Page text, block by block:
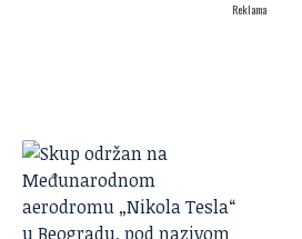
Reklama